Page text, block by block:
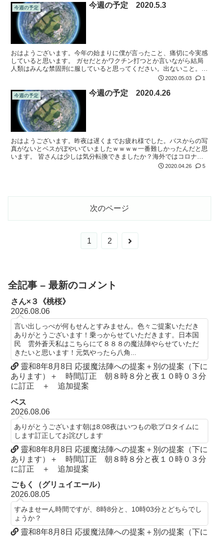
今週の予定 今週の予定 2020.5.3
おはようございます。今年の始まりに僕が言ったこと、痛切に今実感
していると思います。 ガセだとかワクチン打つとか言いながら結局
人類はみんな禁固刑に服していると思ってください。出ないこと。簡
単なんです。出なければかからない。せめて治療法が確立するまで出
2020.05.03 1
今週の予定 今週の予定 2020.4.26
おはようございます。昨夜は遅くまでお疲れ様でした。バスからの写
真がないとベスがぼやいていましたｗｗｗｗ一番難しかったんだと思
います。 皆さんは少しは気分転換できましたか？海外ではコロナが
実はデマだと騒いでいますが、あまり気にしないマイペースな日本で
2020.04.26 5
次のページ
1 2
次
全記事 – 最新のコメント
さん×３《桃桜》
2026.08.06
言い出しっぺが何もせんとすみません。色々ご提案いただき
ありがとうございます！乗っからせていただきます。日本国
民 雲外蒼天私はこちらにて８８８の魔法陣やらせていただ
きたいと思います！元気やったら八角...
靈和8年8月8日 応援魔法陣への提案＋別の提案（下に
あります）＋ 時間訂正 朝８時８分と夜１０時０３分
に訂正 ＋ 追加提案
ベス
2026.08.06
ありがとうございます朝は8:08夜はいつもの歌プロタイムに
します訂正してお詫びします
靈和8年8月8日 応援魔法陣への提案＋別の提案（下に
あります）＋ 時間訂正 朝８時８分と夜１０時０３分
に訂正 ＋ 追加提案
ごもく（グリュイエール）
2026.08.05
すみませーん時間ですが、8時8分と、10時03分とどちらでし
ょうか？
靈和8年8月8日 応援魔法陣への提案＋別の提案（下に